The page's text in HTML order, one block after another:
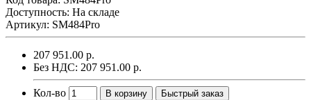
Доступность: На складе
Артикул: SM484Pro
207 951.00 р.
Без НДС: 207 951.00 р.
Кол-во В корзину Быстрый заказ